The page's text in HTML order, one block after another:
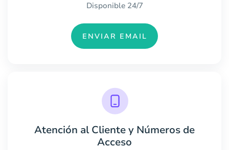
Disponible 24/7
ENVIAR EMAIL
Atención al Cliente y Números de
Acceso